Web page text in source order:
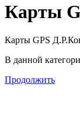
Карты
Карты GPS
В данной
Продолжить